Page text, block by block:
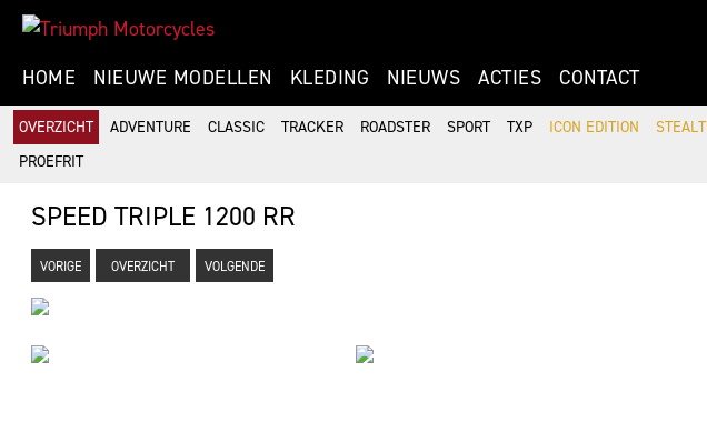
HOME NIEUWE MODELLEN KLEDING NIEUWS ACTIES CONTACT
OVERZICHT ADVENTURE CLASSIC TRACKER ROADSTER SPORT TXP ICON EDITION
PROEFRIT
SPEED TRIPLE 1200 RR
VORIGE OVERZICHT VOLGENDE